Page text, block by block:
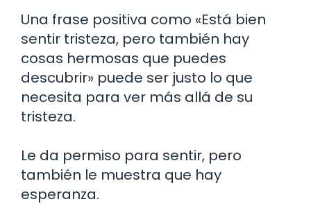
Una frase positiva como «Está bien
sentir tristeza, pero también hay
cosas hermosas que puedes
descubrir» puede ser justo lo que
necesita para ver más allá de su
tristeza.
Le da permiso para sentir, pero
también le muestra que hay
esperanza.